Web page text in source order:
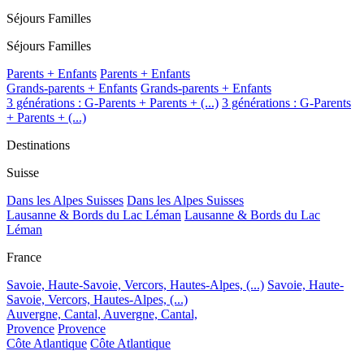
Séjours Familles
Séjours Familles
Parents + Enfants Parents + Enfants
Grands-parents + Enfants Grands-parents + Enfants
3 générations : G-Parents + Parents + (...) 3 générations : G-Parents
+ Parents + (...)
Destinations
Suisse
Dans les Alpes Suisses Dans les Alpes Suisses
Lausanne & Bords du Lac Léman Lausanne & Bords du Lac
Léman
France
Savoie, Haute-Savoie, Vercors, Hautes-Alpes, (...) Savoie, Haute-
Savoie, Vercors, Hautes-Alpes, (...)
Auvergne, Cantal, Auvergne, Cantal,
Provence Provence
Côte Atlantique Côte Atlantique